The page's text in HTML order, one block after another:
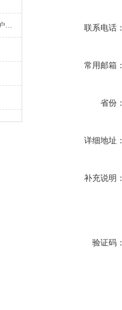
设备过热！40A直流电阻测试仪用户看完这个不存在 联系电话：
常用邮箱：
省份：
详细地址：
补充说明：
验证码：